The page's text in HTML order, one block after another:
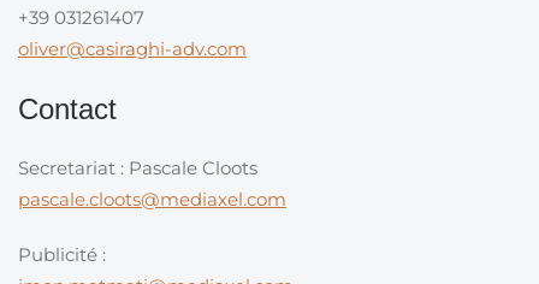
+39 031261407
oliver@casiraghi-adv.com
Contact
Secretariat : Pascale Cloots
pascale.cloots@mediaxel.com
Publicité :